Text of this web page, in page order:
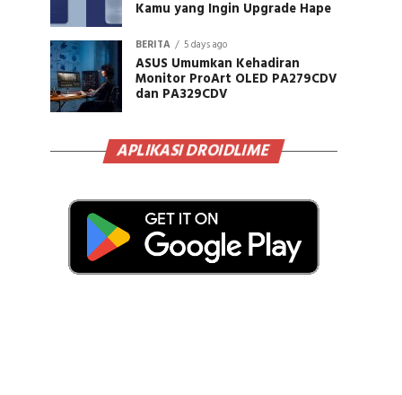
Kamu yang Ingin Upgrade Hape
BERITA 5 days ago
ASUS Umumkan Kehadiran
Monitor ProArt OLED PA279CDV
dan PA329CDV
APLIKASI DROIDLIME